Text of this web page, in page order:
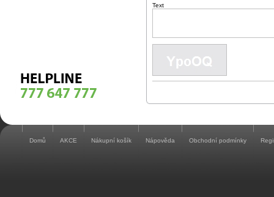
Text
Domů AKCE Nákupní košík Nápověda Obchodní podmínky